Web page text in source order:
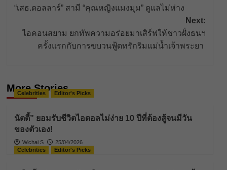
navigation
“เสธ.ดอลลาร์” สามี “คุณหญิงแมงมุม” ดูแลไม่ห่าง
Next:
ไอคอนสยาม ยกทัพความอร่อยมาเสิร์ฟให้ชาวฝั่งธนฯ
ครั้งแรกกับการขบวนฟู้ดทรักริมแม่น้ำเจ้าพระยา
More Stories
Celebrities Editor's Picks
นัตตี้” ยอมรับชีวิตไอดอลไม่ง่าย 10 ปีที่ต้องสู้จนมีวัน
ของตัวเอง!
Wichai S
25/04/2026
Celebrities
Editor's Picks